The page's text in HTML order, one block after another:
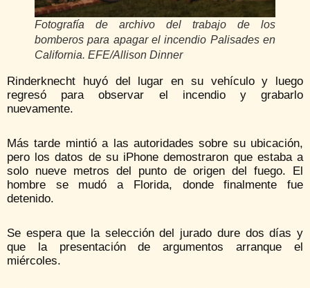
Fotografía de archivo del trabajo de los
bomberos para apagar el incendio Palisades en
California. EFE/Allison Dinner
Rinderknecht huyó del lugar en su vehículo y luego
regresó para observar el incendio y grabarlo
nuevamente.
Más tarde mintió a las autoridades sobre su ubicación,
pero los datos de su iPhone demostraron que estaba a
solo nueve metros del punto de origen del fuego. El
hombre se mudó a Florida, donde finalmente fue
detenido.
Se espera que la selección del jurado dure dos días y
que la presentación de argumentos arranque el
miércoles.